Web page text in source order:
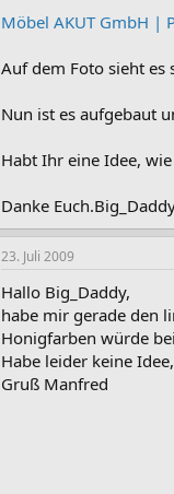
r
e
Möbel AKUT GmbH |
Auf dem Foto sieht es
Nun ist es aufgebaut
Habt Ihr eine Idee,
Danke
23. Juli 2009
Hallo Big_Daddy,
habe mir gerade den
Honigfarben würde
Habe leider keine
Gruß Manfred